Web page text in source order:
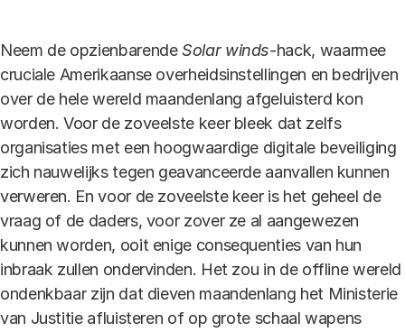
Neem de opzienbarendeSolar winds-hack, waarmee
cruciale Amerikaanse overheidsinstellingen en bedrijven
over de hele wereld maandenlang afgeluisterd kon
worden. Voor de zoveelste keer bleek dat zelfs
organisaties met een hoogwaardige digitale beveiliging
zich nauwelijks tegen geavanceerde aanvallen kunnen
verweren. En voor de zoveelste keer is het geheel de
vraag of de daders, voor zover ze al aangewezen
kunnen worden, ooit enige consequenties van hun
inbraak zullen ondervinden. Het zou in de offline wereld
ondenkbaar zijn dat dieven maandenlang het Ministerie
van Justitie afluisteren of op grote schaal wapens